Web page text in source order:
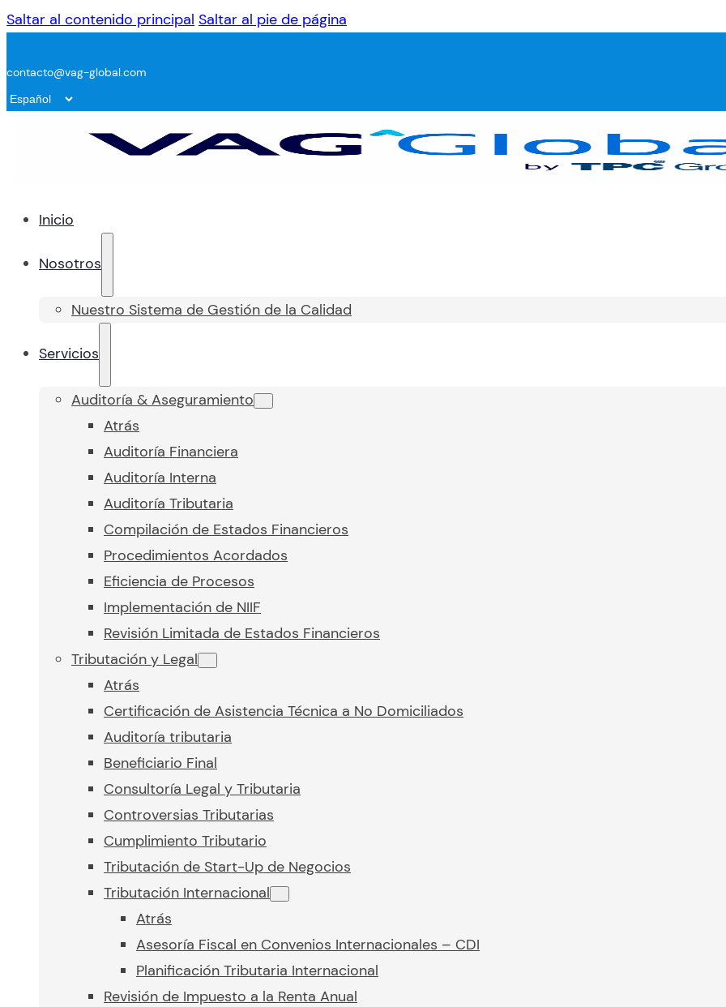
Saltar al contenido principal Saltar al pie de página
contacto@vag-global.com
Inicio
Nosotros
Nuestro Sistema de Gestión de la Calidad
Servicios
Auditoría & Aseguramiento
Atrás
Auditoría Financiera
Auditoría Interna
Auditoría Tributaria
Compilación de Estados Financieros
Procedimientos Acordados
Eficiencia de Procesos
Implementación de NIIF
Revisión Limitada de Estados Financieros
Tributación y Legal
Atrás
Certificación de Asistencia Técnica a No Domiciliados
Auditoría tributaria
Beneficiario Final
Consultoría Legal y Tributaria
Controversias Tributarias
Cumplimiento Tributario
Tributación de Start-Up de Negocios
Tributación Internacional
Atrás
Asesoría Fiscal en Convenios Internacionales – CDI
Planificación Tributaria Internacional
Revisión de Impuesto a la Renta Anual